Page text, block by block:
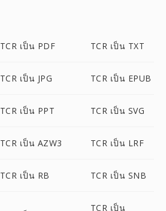
TCR เป็น PDF TCR เป็น TXT
TCR เป็น JPG TCR เป็น EPUB
TCR เป็น PPT TCR เป็น SVG
TCR เป็น AZW3 TCR เป็น LRF
TCR เป็น RB TCR เป็น SNB
TCR เป็น